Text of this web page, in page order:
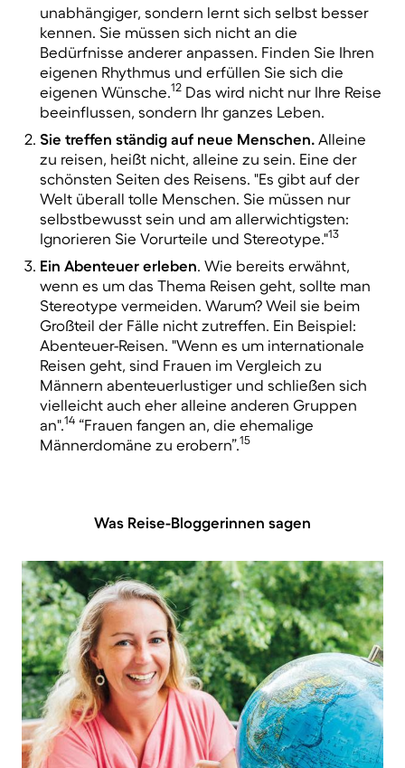
unabhängiger, sondern lernt sich selbst besser
kennen. Sie müssen sich nicht an die
Bedürfnisse anderer anpassen. Finden Sie Ihren
eigenen Rhythmus und erfüllen Sie sich die
eigenen Wünsche. 12 Das wird nicht nur Ihre Reise
beeinflussen, sondern Ihr ganzes Leben.
Sie treffen ständig auf neue Menschen. Alleine
zu reisen, heißt nicht, alleine zu sein. Eine der
schönsten Seiten des Reisens. "Es gibt auf der
Welt überall tolle Menschen. Sie müssen nur
selbstbewusst sein und am allerwichtigsten:
Ignorieren Sie Vorurteile und Stereotype."13
Ein Abenteuer erleben . Wie bereits erwähnt,
wenn es um das Thema Reisen geht, sollte man
Stereotype vermeiden. Warum? Weil sie beim
Großteil der Fälle nicht zutreffen. Ein Beispiel:
Abenteuer-Reisen. "Wenn es um internationale
Reisen geht, sind Frauen im Vergleich zu
Männern abenteuerlustiger und schließen sich
vielleicht auch eher alleine anderen Gruppen
an". 14 “Frauen fangen an, die ehemalige
Männerdomäne zu erobern”. 15
Was Reise-Bloggerinnen sagen